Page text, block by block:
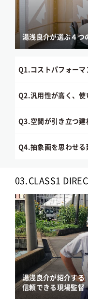
湯浅良介が選ぶ４つ
Q1.コストパフォー
Q2.汎用性が高く、
Q3.空間が引き立つ建
Q4.抽象画を思わせる
03.CLASS1
湯浅良介が紹介する
信頼できる現場監督